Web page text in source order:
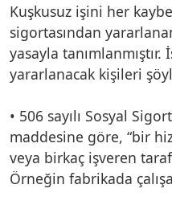
Kuşkusuz işini her
sigortasından
yasayla
yararlanacak kişileri
• 506 sayılı Sosyal
maddesine göre, “bir
veya birkaç işveren
Örneğin fabrikada